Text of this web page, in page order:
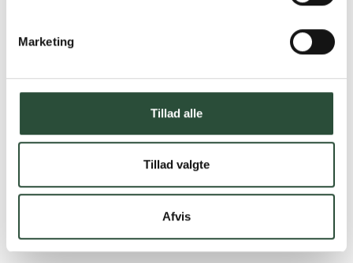
Marketing
Tillad alle
Tillad valgte
Afvis